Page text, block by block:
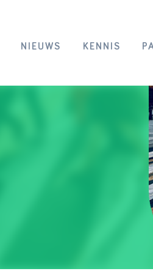
NIEUWS KENNIS